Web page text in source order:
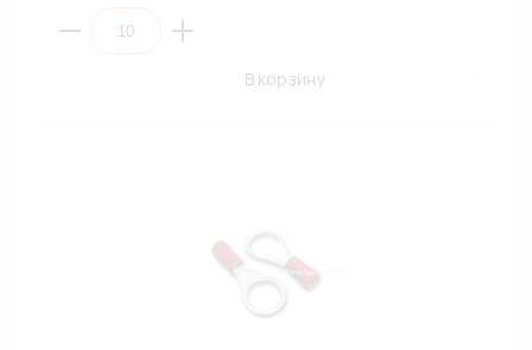
В корзину